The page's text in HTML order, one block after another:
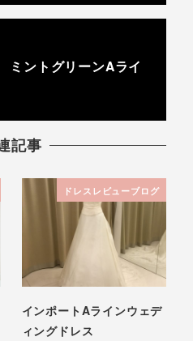
ントグリーンAライ
記事
ドレスレビューブログ
インポートAラインウェデ
ィングドレス